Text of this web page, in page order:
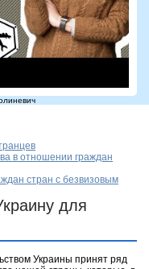
в отношении граждан
стран с безвизовым
для
Украины принят ряд